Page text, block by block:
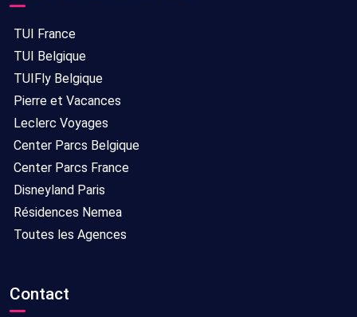
TUI France
TUI Belgique
TUIFly Belgique
Pierre et Vacances
Leclerc Voyages
Center Parcs Belgique
Center Parcs France
Disneyland Paris
Résidences Nemea
Toutes les Agences
Contact